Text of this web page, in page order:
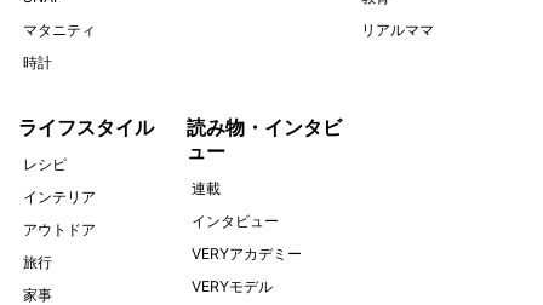
マタニティ
時計
リアルママ
ライフスタイル
レシピ
インテリア
アウトドア
旅行
家事
読み物・インタビ
ュー
連載
インタビュー
VERYアカデミー
VERYモデル